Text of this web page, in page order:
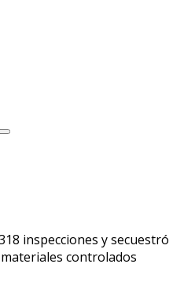
inspecciones y secuestró
controlados